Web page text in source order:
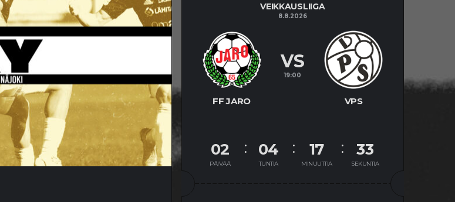
VEIKKAUSLIIGA
8.8.2026
FF JARO VPS
VS
19:00
02
PÄIVÄÄ
04
TUNTIA
17
MINUUTTIA
32
SEKUNTIA